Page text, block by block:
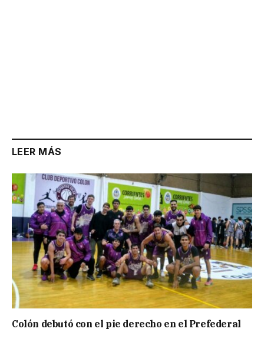
LEER MÁS
Colón debutó con el pie derecho en el Prefederal